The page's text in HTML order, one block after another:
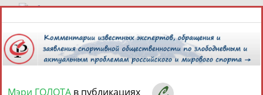
8 августа 2026 года,07:20
Мэри ГОЛОТА в публикациях